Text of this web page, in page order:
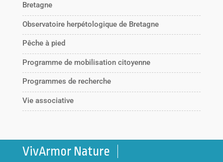
Bretagne
Observatoire herpétologique de Bretagne
Pêche à pied
Programme de mobilisation citoyenne
Programmes de recherche
Vie associative
VivArmor Nature